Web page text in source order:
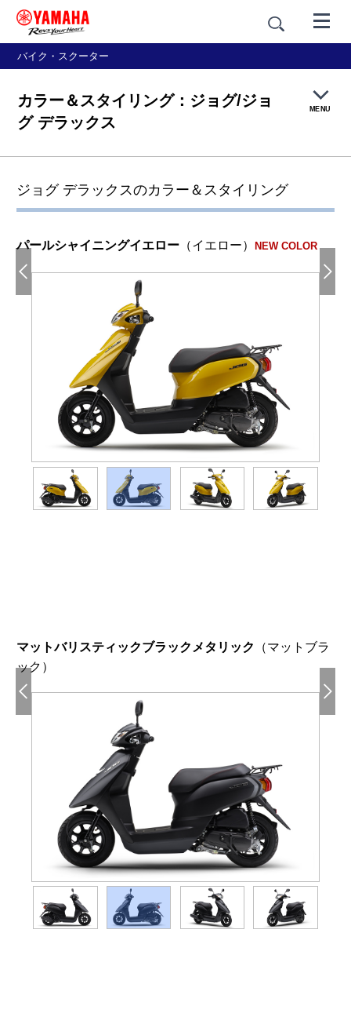
バイク・スクーター
カラー＆スタイリング：ジョグ/ジョ
グ デラックス
MENU
カラー＆スタイリング
Webカタログ
ジョグ デラックスのカラー＆スタイリング
パールシャイニングイエロー （イエロー） NEW COLOR
マットバリスティックブラックメタリック
（マットブラ
ック）